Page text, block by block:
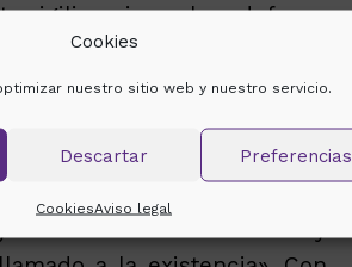
Cookies
nuestro sitio web y nuestro servicio.
Descartar Preferencias
CookiesAviso legal
vigilia universal en defensa
de Oración celebrada en
explicando que dicha
«para agradecer al Señor
a toda vida humana y